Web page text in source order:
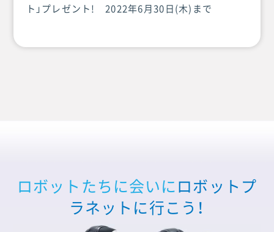
ト」プレゼント! 2022年6月30日(木)まで
ロボットたちに会いにロボットプ
ラネットに行こう！